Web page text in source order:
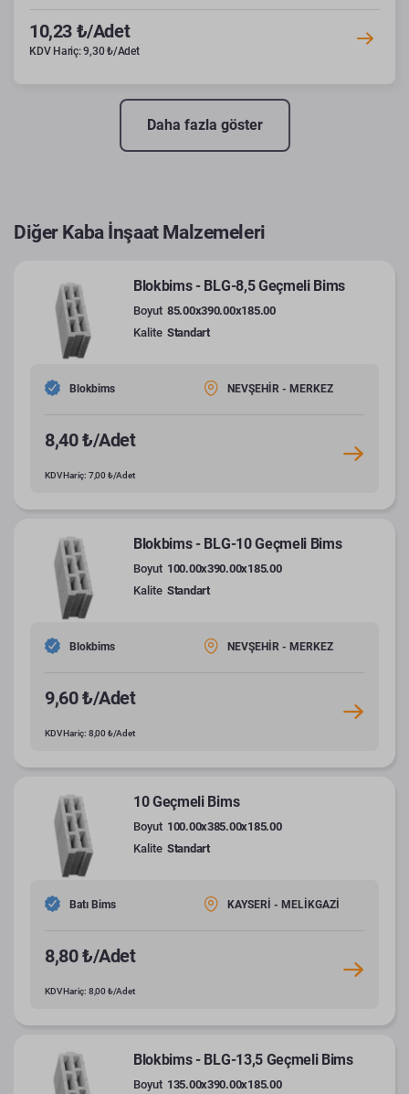
10,23 ₺/Adet
KDV Hariç: 9,30 ₺/Adet
Daha fazla göster
Diğer Kaba İnşaat Malzemeleri
Blokbims - BLG-8,5 Geçmeli Bims
Boyut 85.00x390.00x185.00
Kalite Standart
Blokbims NEVŞEHİR - MERKEZ
8,40 ₺/Adet
KDV Hariç: 7,00 ₺/Adet
Blokbims - BLG-10 Geçmeli Bims
Boyut 100.00x390.00x185.00
Kalite Standart
Blokbims NEVŞEHİR - MERKEZ
9,60 ₺/Adet
KDV Hariç: 8,00 ₺/Adet
10 Geçmeli Bims
Boyut 100.00x385.00x185.00
Kalite Standart
Batı Bims KAYSERİ - MELİKGAZİ
8,80 ₺/Adet
KDV Hariç: 8,00 ₺/Adet
Blokbims - BLG-13,5 Geçmeli Bims
Boyut 135.00x390.00x185.00